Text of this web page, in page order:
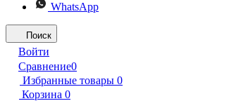
WhatsApp
Поиск
Войти
Сравнение0
Избранные товары 0
Корзина 0